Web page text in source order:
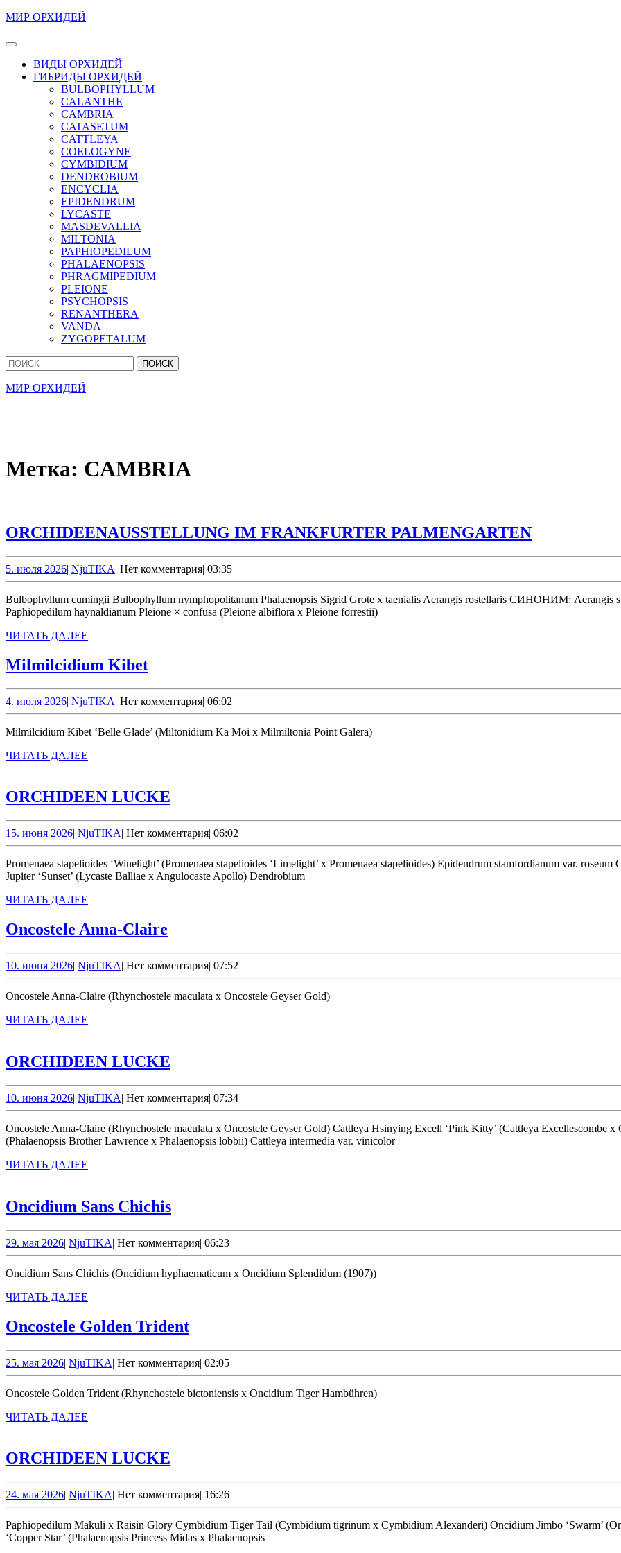
Перейти
содержимому
содержимому
МИР ОРХИДЕЙ
Кнопка
ОткрытьВИДЫ ОРХИДЕЙ
ГИБРИДЫ ОРХИДЕЙ
BULBOPHYLLUM
CALANTHE
CAMBRIA
CATASETUM
CATTLEYA
COELOGYNE
CYMBIDIUM
DENDROBIUM
ENCYCLIA
EPIDENDRUM
LYCASTE
MASDEVALLIA
MILTONIA
PAPHIOPEDILUM
PHALAENOPSIS
PHRAGMIPEDIUM
PLEIONE
PSYCHOPSIS
RENANTHERA
VANDA
ZYGOPETALUM
Кнопка
Закрыть
Найти:
МИР ОРХИДЕЙ
Метка: CAMBRIA
ORCHIDEENAUSSTELLUNG IM FRANKFURTER PALMENGARTEN
5. июля 20265.
июля
| NjuTIKANjuTIKA
| Нет комментария| 03:35
Bulbophyllum cumingii Bulbophyllum nymphopolitanum Phalaenopsis Sigrid Grote x taenialis Aerangis rostellaris СИНОНИМ: Aerangis stylosa Coelogyne huettneriana Bifrenaria harrisoniae var. alba
Paphiopedilum haynaldianum Pleione × confusa (Pleione albiflora x Pleione forrestii)
ЧИТАТЬ ДАЛЕЕ
Milmilcidium KibetMilmilcidium
4. июля 20264.
июля
2026
| NjuTIKANjuTIKA
| Нет комментария| 06:02
Milmilcidium Kibet ‘Belle Glade’ (Miltonidium Ka Moi x Milmiltonia Point Galera)
ЧИТАТЬ ДАЛЕЕ
ORCHIDEEN LUCKE
15. июня 202615.
июня
2026
| NjuTIKANjuTIKA
| Нет комментария| 06:02
Promenaea stapelioides ‘Winelight’ (Promenaea stapelioides ‘Limelight’ x Promenaea stapelioides) Epidendrum stamfordianum var. roseum Cattleya loddigesii var. alba Cattleya labiata var. rubra Angulocaste
Jupiter ‘Sunset’ (Lycaste Balliae x Angulocaste Apollo) Dendrobium
ЧИТАТЬ ДАЛЕЕ
Oncostele Anna-Claire
Claire
10. июня 202610.
июня
2026
| NjuTIKANjuTIKA
| Нет комментария| 07:52
Oncostele Anna-Claire (Rhynchostele maculata x Oncostele Geyser Gold)
ЧИТАТЬ ДАЛЕЕ
ORCHIDEEN LUCKE
10. июня 202610.
июня
2026
| NjuTIKANjuTIKA
| Нет комментария| 07:34
Oncostele Anna-Claire (Rhynchostele maculata x Oncostele Geyser Gold) Cattleya Hsinying Excell ‘Pink Kitty’ (Cattleya Excellescombe x Cattleya briegeri) Phalaenopsis Kung’s Lob-Lawrence ‘Peloric’
(Phalaenopsis Brother Lawrence x Phalaenopsis lobbii) Cattleya intermedia var. vinicolor
ЧИТАТЬ ДАЛЕЕ
Oncidium Sans ChichisOncidium
Chichis
29. мая 202629.
мая
2026
| NjuTIKANjuTIKA
| Нет комментария| 06:23
Oncidium Sans Chichis (Oncidium hyphaematicum x Oncidium Splendidum (1907))
ЧИТАТЬ ДАЛЕЕ
Oncostele Golden TridentOncostele
Trident
25. мая 202625.
мая
2026
| NjuTIKANjuTIKA
| Нет комментария| 02:05
Oncostele Golden Trident (Rhynchostele bictoniensis x Oncidium Tiger Hambühren)
ЧИТАТЬ ДАЛЕЕ
ORCHIDEEN LUCKE
24. мая 202624.
мая
2026
| NjuTIKANjuTIKA
| Нет комментария| 16:26
Paphiopedilum Makuli х Raisin Glory Cymbidium Tiger Tail (Cymbidium tigrinum x Cymbidium Alexanderi) Oncidium Jimbo ‘Swarm’ (Oncidium Kilauea x Oncidium fuscatum) Phalaenopsis I-Hsin Salmon
‘Copper Star’ (Phalaenopsis Princess Midas x Phalaenopsis